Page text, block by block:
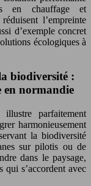
en chauffage et
l’empreinte
d’exemple concret
écologiques à
biodiversité :
en normandie
parfaitement
harmonieusement
la biodiversité
sur pilotis ou de
dans le paysage,
qui s’accordent avec